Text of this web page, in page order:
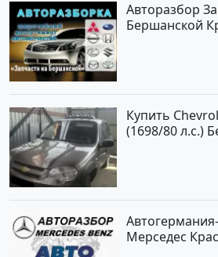
Авторазбор
Бершанской
Купить
(1698/80 л.с.)
Мерседес